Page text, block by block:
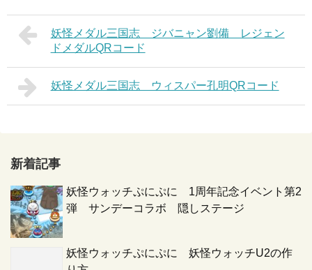
妖怪メダル三国志 ジバニャン劉備 レジェン
ドメダルQRコード
妖怪メダル三国志 ウィスパー孔明QRコード
新着記事
妖怪ウォッチぷにぷに 1周年記念イベント第2
弾 サンデーコラボ 隠しステージ
妖怪ウォッチぷにぷに 妖怪ウォッチU2の作